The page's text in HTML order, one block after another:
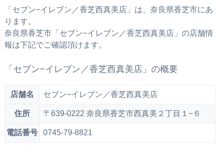
「セブン−イレブン／香芝西真美店」は、奈良県香芝市にあ
ります。
奈良県香芝市「セブン−イレブン／香芝西真美店」の店舗情
報は下記でご確認頂けます。
「セブン−イレブン／香芝西真美店」の概要
店舗名 セブン−イレブン／香芝西真美店
住所 〒639-0222 奈良県香芝市西真美２丁目１−６
電話番号 0745-79-8821